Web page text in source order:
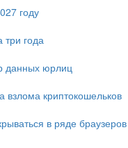
году
три года
данных юрлиц
взлома криптокошельков
в ряде браузеров